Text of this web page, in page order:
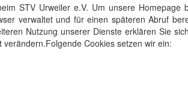
STV Urweiler e.V. Um unsere
verwaltet und für einen späteren Abruf
Nutzung unserer Dienste erklären Sie
verändern.Folgende Cookies setzen wir ein: